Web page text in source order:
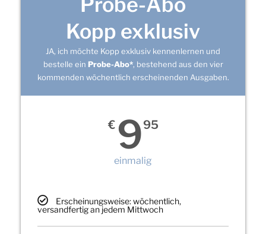
Kopp exklusiv
JA, ich möchte Kopp exklusiv kennenlernen und
bestelle ein Probe-Abo*, bestehend aus den vier
kommenden wöchentlich erscheinenden Ausgaben.
€ 995
einmalig
Erscheinungsweise: wöchentlich,
versandfertig an jedem Mittwoch